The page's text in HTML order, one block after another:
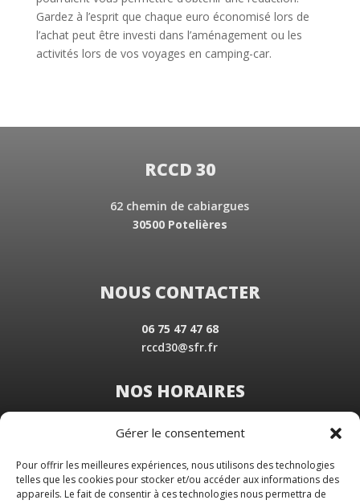
Gérer le consentement
Pour offrir les meilleures expériences, nous utilisons des technologies
telles que les cookies pour stocker et/ou accéder aux informations des
appareils. Le fait de consentir à ces technologies nous permettra de
Gardez à l’esprit que chaque euro économisé lors de
l’achat peut être investi dans l’aménagement ou les
activités lors de vos voyages en camping-car.
RCCD 30
62 chemin de cabiargues
30500 Potelières
NOUS CONTACTER
06 75 47 47 68
rccd30@sfr.fr
NOS HORAIRES
Du Lundi au Vendredi
Samedi sur rendez-vous